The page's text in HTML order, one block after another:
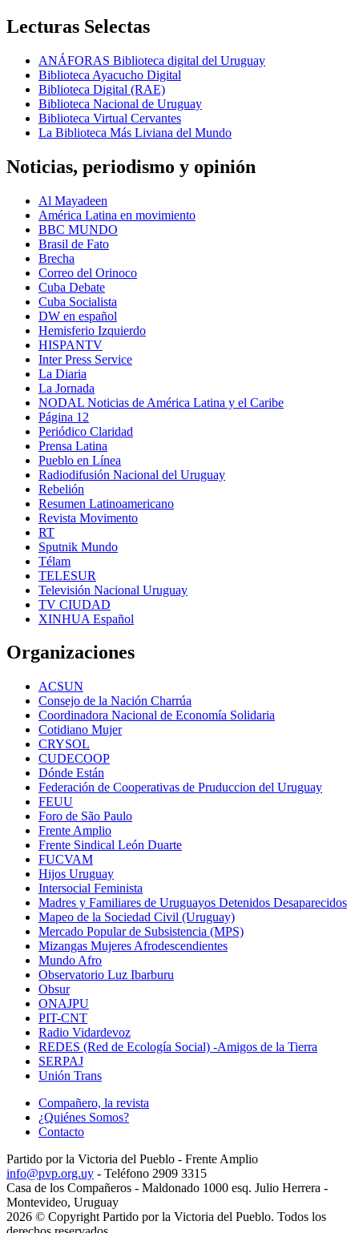
Lecturas Selectas
ANÁFORAS Biblioteca digital del Uruguay
Biblioteca Ayacucho Digital
Biblioteca Digital (RAE)
Biblioteca Nacional de Uruguay
Biblioteca Virtual Cervantes
La Biblioteca Más Liviana del Mundo
Noticias, periodismo y opinión
Al Mayadeen
América Latina en movimiento
BBC MUNDO
Brasil de Fato
Brecha
Correo del Orinoco
Cuba Debate
Cuba Socialista
DW en español
Hemisferio Izquierdo
HISPANTV
Inter Press Service
La Diaria
La Jornada
NODAL Noticias de América Latina y el Caribe
Página 12
Periódico Claridad
Prensa Latina
Pueblo en Línea
Radiodifusión Nacional del Uruguay
Rebelión
Resumen Latinoamericano
Revista Movimento
RT
Sputnik Mundo
Télam
TELESUR
Televisión Nacional Uruguay
TV CIUDAD
XINHUA Español
Organizaciones
ACSUN
Consejo de la Nación Charrúa
Coordinadora Nacional de Economía Solidaria
Cotidiano Mujer
CRYSOL
CUDECOOP
Dónde Están
Federación de Cooperativas de Pruduccion del Uruguay
FEUU
Foro de São Paulo
Frente Amplio
Frente Sindical León Duarte
FUCVAM
Hijos Uruguay
Intersocial Feminista
Madres y Familiares de Uruguayos Detenidos Desaparecidos
Mapeo de la Sociedad Civil (Uruguay)
Mercado Popular de Subsistencia (MPS)
Mizangas Mujeres Afrodescendientes
Mundo Afro
Observatorio Luz Ibarburu
Obsur
ONAJPU
PIT-CNT
Radio Vidardevoz
REDES (Red de Ecología Social) -Amigos de la Tierra
SERPAJ
Unión Trans
Compañero, la revista
¿Quiénes Somos?
Contacto
Partido por la Victoria del Pueblo - Frente Amplio
info@pvp.org.uy - Teléfono 2909 3315
Casa de los Compañeros - Maldonado 1000 esq. Julio Herrera -
Montevideo, Uruguay
2026 © Copyright Partido por la Victoria del Pueblo. Todos los